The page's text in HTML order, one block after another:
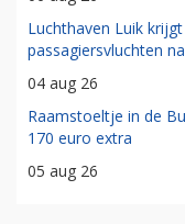
Luchthaven Luik
passagiersvluchten
04 aug 26
Raamstoeltje in de
170 euro extra
05 aug 26